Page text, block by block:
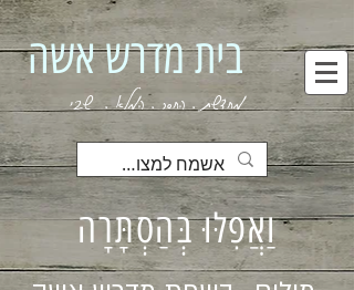
בית מדרש אשה
מחדשת . החסר . המלא . שבי
וַאֲפִלּוּ בְּהַסְתָּרָה